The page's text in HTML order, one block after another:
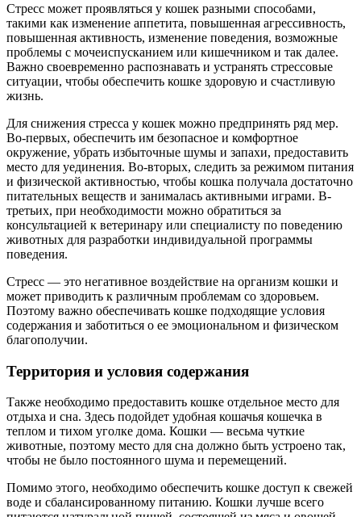
Стресс может проявляться у кошек разными способами,
такими как изменение аппетита, повышенная агрессивность,
повышенная активность, изменение поведения, возможные
проблемы с мочеиспусканием или кишечником и так далее.
Важно своевременно распознавать и устранять стрессовые
ситуации, чтобы обеспечить кошке здоровую и счастливую
жизнь.
Для снижения стресса у кошек можно предпринять ряд мер.
Во-первых, обеспечить им безопасное и комфортное
окружение, убрать избыточные шумы и запахи, предоставить
место для уединения. Во-вторых, следить за режимом питания
и физической активностью, чтобы кошка получала достаточно
питательных веществ и занималась активными играми. В-
третьих, при необходимости можно обратиться за
консультацией к ветеринару или специалисту по поведению
животных для разработки индивидуальной программы
поведения.
Стресс — это негативное воздействие на организм кошки и
может приводить к различным проблемам со здоровьем.
Поэтому важно обеспечивать кошке подходящие условия
содержания и заботиться о ее эмоциональном и физическом
благополучии.
Территория и условия содержания
Также необходимо предоставить кошке отдельное место для
отдыха и сна. Здесь подойдет удобная кошачья кошечка в
теплом и тихом уголке дома. Кошки — весьма чуткие
животные, поэтому место для сна должно быть устроено так,
чтобы не было постоянного шума и перемещений.
Помимо этого, необходимо обеспечить кошке доступ к свежей
воде и сбалансированному питанию. Кошки лучше всего